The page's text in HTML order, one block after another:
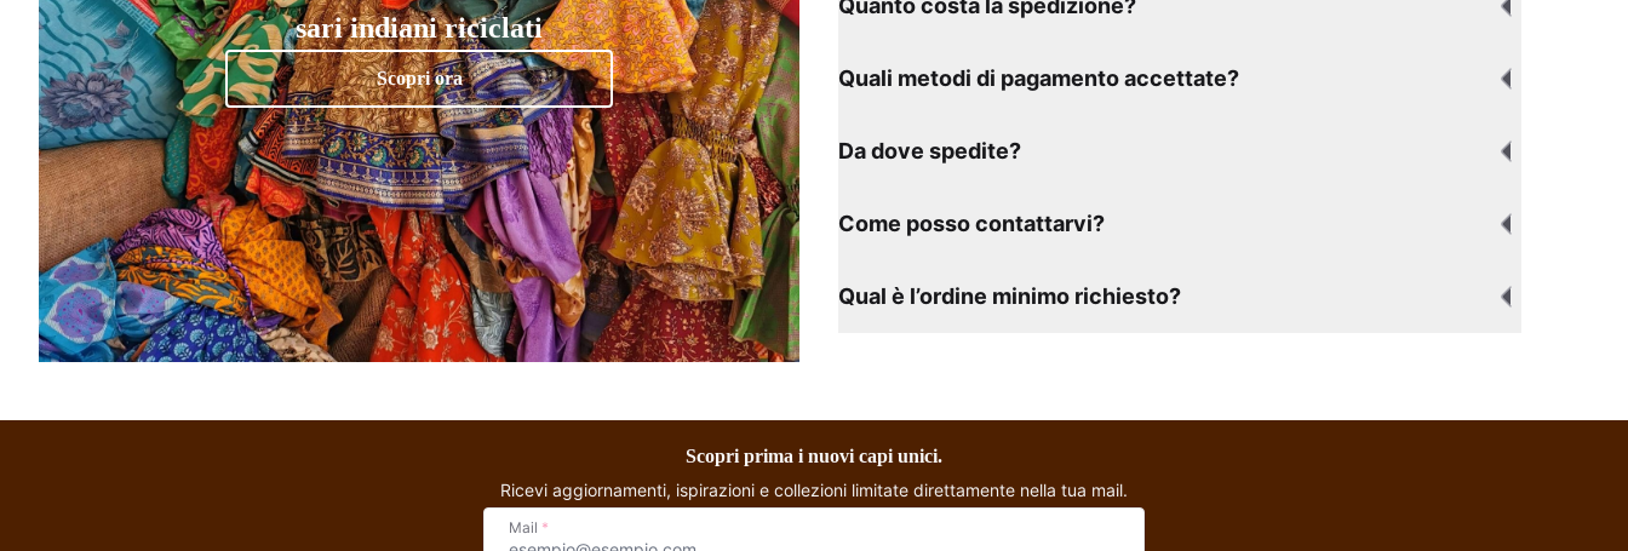
sari indiani riciclati
Scopri ora
Quanto costa la spedizione?
Quali metodi di pagamento accettate?
Da dove spedite?
Come posso contattarvi?
Qual è l’ordine minimo richiesto?
Scopri prima i nuovi capi unici.
Ricevi aggiornamenti, ispirazioni e collezioni limitate direttamente nella tua mail.
Mail *